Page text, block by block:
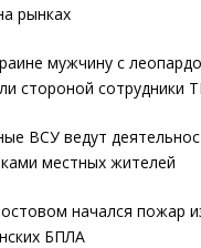
рынках
мужчину с
стороной сотрудники
ВСУ ведут
местных жителей
начался пожар
БПЛА